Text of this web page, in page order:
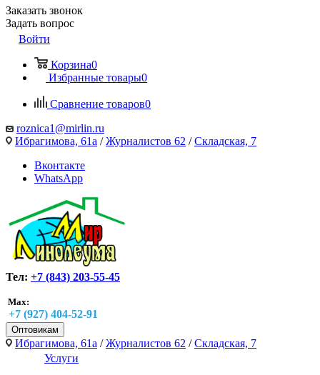
Заказать звонок
Задать вопрос
Войти
Корзина0
Избранные товары0
Сравнение товаров0
roznica1@mirlin.ru
Ибрагимова, 61а /Журналистов 62 /Складская, 7
Вконтакте
WhatsApp
Тел: +7 (843) 203-55-45
Max:
+7 (927) 404-52-91
Оптовикам
Ибрагимова, 61а /Журналистов 62 /Складская, 7
Услуги